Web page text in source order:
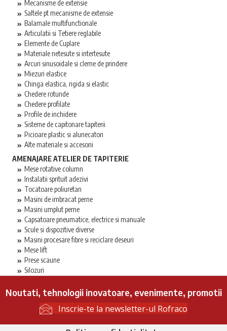
Mecanisme de extensie
Saltele pt mecanisme de extensie
Balamale multifunctionale
Articulatii si Tetiere reglabile
Elemente de Cuplare
Materiale netesute si intertesute
Arcuri sinusoidale si cleme de prindere
Miezuri elastice
Chinga elastica, rigida si elastic
Chedere rotunde
Chedere profilate
Profile de inchidere
Sisteme de capitonare tapiterii
Picioare plastic si alunecatori
Alte materiale si accesorii
AMENAJARE ATELIER DE TAPITERIE
Mese rotative column
Instalatii sprituit adezivi
Tocatoare poliuretan
Masini de imbracat perne
Masini umplut perne
Capsatoare pneumatice, electrice si manuale
Scule si dispozitive diverse
Masini procesare fibre si reciclare deseuri
Mese lift
Prese scaune
Silozuri
Noutati, tehnologii inovatoare, evenimente, promotii
Inscrie-te la newsletter-ul Rofraco